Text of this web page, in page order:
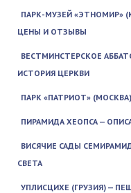
ПАРК-МУЗЕЙ «ЭТНОМИР»
ЦЕНЫ И ОТЗЫВЫ
ВЕСТМИНСТЕРСКОЕ
ИСТОРИЯ ЦЕРКВИ
ПАРК «ПАТРИОТ»
ПИРАМИДА ХЕОПСА —
ВИСЯЧИЕ САДЫ
СВЕТА
УПЛИСЦИХЕ (ГРУЗИЯ) —